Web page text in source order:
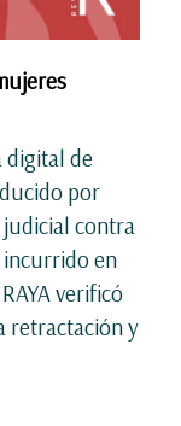
digital de
por
contra
en
verificó
retractación y